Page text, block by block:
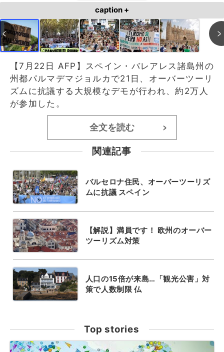
❯
caption +
【7月22日 AFP】スペイン・バレアレス諸島州の
州都パルマデマジョルカで21日、オーバーツーリ
ズムに抗議する大規模なデモが行われ、約2万人
が参加した。
全文を読む >
関連記事
バルセロナ住民、オーバーツーリズ
ムに抗議 スペイン
【解説】満員です！ 欧州のオーバー
ツーリズム対策
人口の15倍が来島…「観光公害」対
策で人数制限 仏
Top stories